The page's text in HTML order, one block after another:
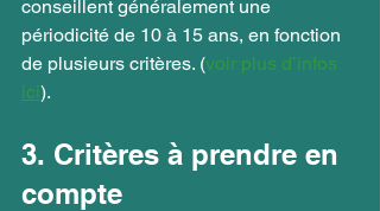
conseillent généralement une
périodicité de 10 à 15 ans, en fonction
de plusieurs critères. (voir plus d’infos
ici).
3. Critères à prendre en
compte